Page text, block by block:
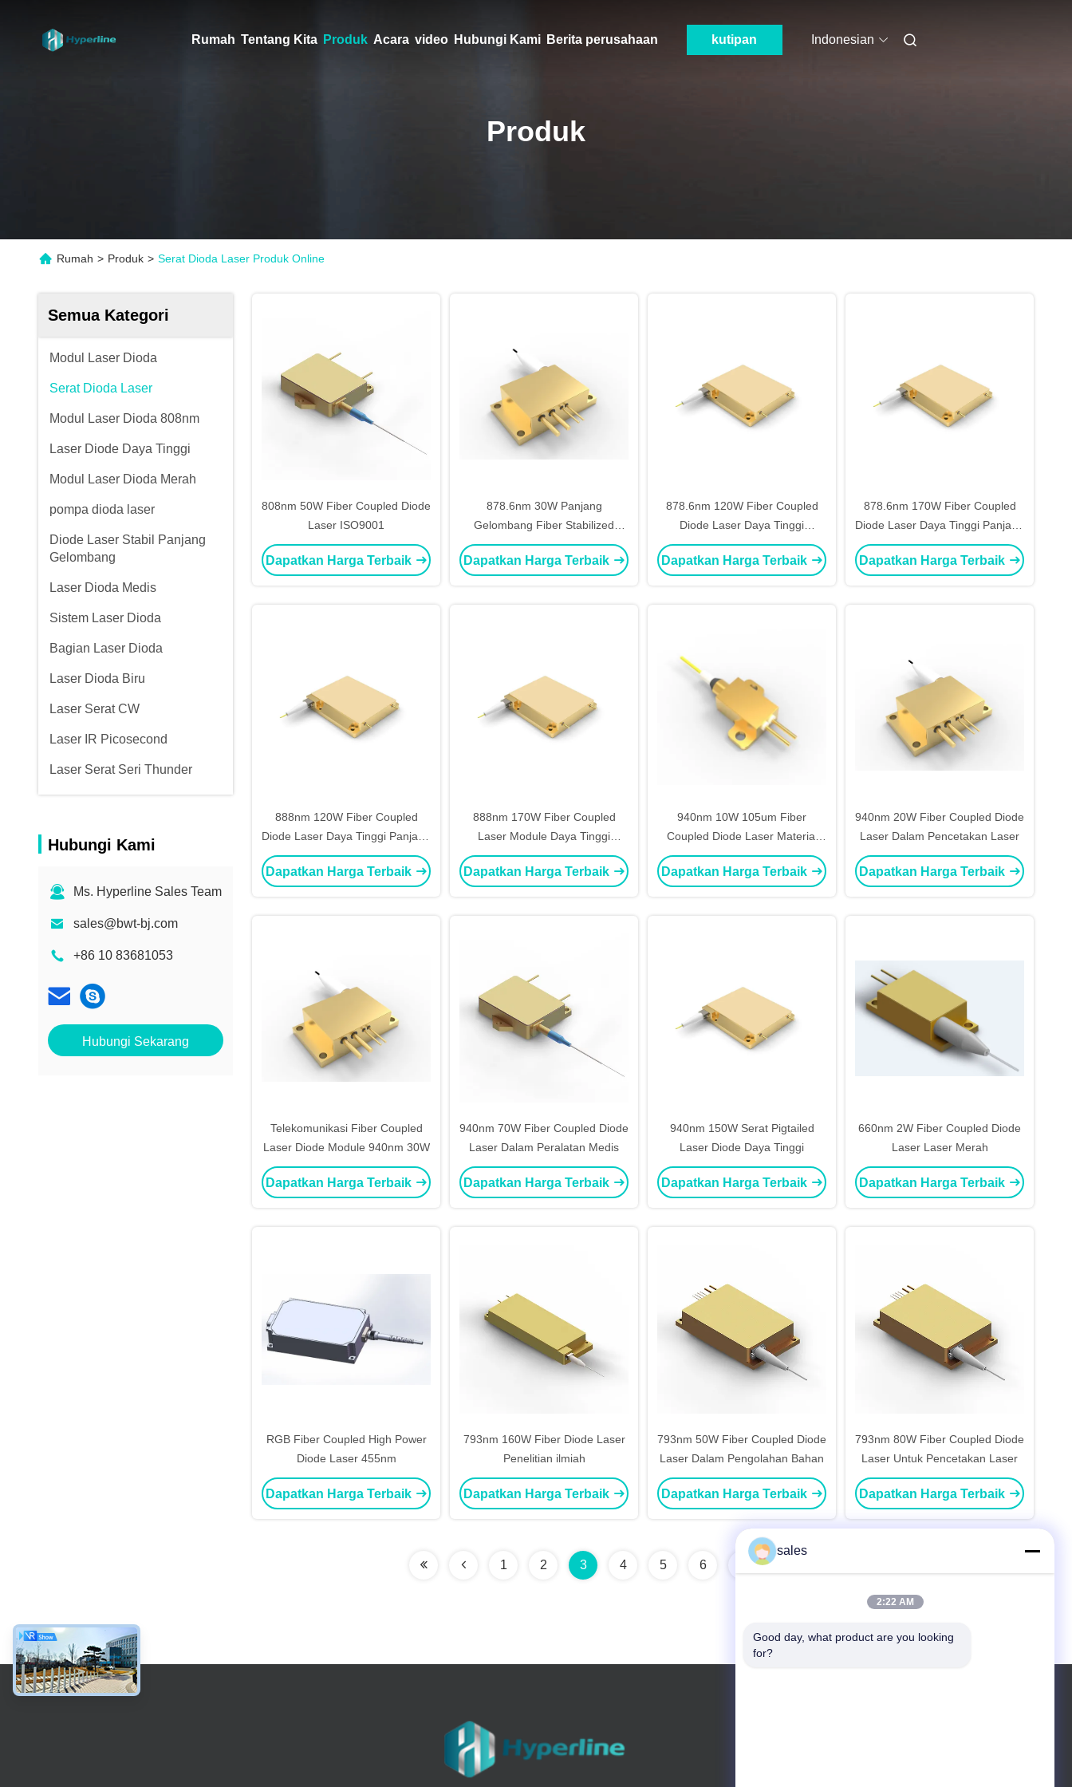
Rumah Tentang Kita Produk Acara video Hubungi Kami Berita perusahaan kutipan Indonesian
Produk
Rumah > Produk > Serat Dioda Laser Produk Online
Semua Kategori
Modul Laser Dioda
Serat Dioda Laser
Modul Laser Dioda 808nm
Laser Diode Daya Tinggi
Modul Laser Dioda Merah
pompa dioda laser
Diode Laser Stabil Panjang
Gelombang
Laser Dioda Medis
Sistem Laser Dioda
Bagian Laser Dioda
Laser Dioda Biru
Laser Serat CW
Laser IR Picosecond
Laser Serat Seri Thunder
Hubungi Kami
Ms. Hyperline Sales Team
sales@bwt-bj.com
+86 10 83681053
Hubungi Sekarang
808nm 50W Fiber Coupled Diode
Laser ISO9001
Dapatkan Harga Terbaik
878.6nm 30W Panjang
Gelombang Fiber Stabilized
Coupled Diode Laser 200μM
Dapatkan Harga Terbaik
878.6nm 120W Fiber Coupled
Diode Laser Daya Tinggi
Gelombang stabil
Dapatkan Harga Terbaik
878.6nm 170W Fiber Coupled
Diode Laser Daya Tinggi Panjang
Gelombang Stabil
Dapatkan Harga Terbaik
888nm 120W Fiber Coupled
Diode Laser Daya Tinggi Panjang
Gelombang Stabilisasi
Dapatkan Harga Terbaik
888nm 170W Fiber Coupled
Laser Module Daya Tinggi
Panjang Gelombang Stabil
Dapatkan Harga Terbaik
940nm 10W 105um Fiber
Coupled Diode Laser Material
Processing
Dapatkan Harga Terbaik
940nm 20W Fiber Coupled Diode
Laser Dalam Pencetakan Laser
Dapatkan Harga Terbaik
Telekomunikasi Fiber Coupled
Laser Diode Module 940nm 30W
Dapatkan Harga Terbaik
940nm 70W Fiber Coupled Diode
Laser Dalam Peralatan Medis
Dapatkan Harga Terbaik
940nm 150W Serat Pigtailed
Laser Diode Daya Tinggi
Dapatkan Harga Terbaik
660nm 2W Fiber Coupled Diode
Laser Laser Merah
Dapatkan Harga Terbaik
RGB Fiber Coupled High Power
Diode Laser 455nm
Dapatkan Harga Terbaik
793nm 160W Fiber Diode Laser
Penelitian ilmiah
Dapatkan Harga Terbaik
793nm 50W Fiber Coupled Diode
Laser Dalam Pengolahan Bahan
Dapatkan Harga Terbaik
793nm 80W Fiber Coupled Diode
Laser Untuk Pencetakan Laser
Dapatkan Harga Terbaik
1 2 3 4 5 6
sales
2:22 AM
Good day, what product are you looking
for?